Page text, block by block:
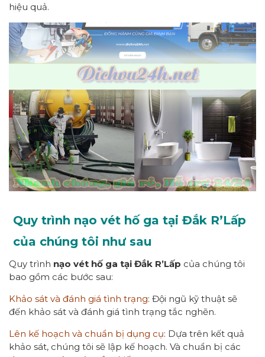
hiệu quả.
Quy trình nạo vét hố ga tại Đắk R’Lấp
của chúng tôi như sau
Quy trình nạo vét hố ga tại Đắk R’Lấp của chúng tôi
bao gồm các bước sau:
Khảo sát và đánh giá tình trạng: Đội ngũ kỹ thuật sẽ
đến khảo sát và đánh giá tình trạng tắc nghẽn.
Lên kế hoạch và chuẩn bị dụng cụ: Dựa trên kết quả
khảo sát, chúng tôi sẽ lập kế hoạch. Và chuẩn bị các